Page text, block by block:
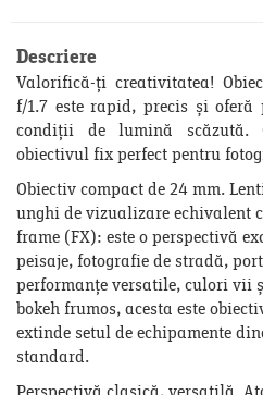
Descriere
Valorifică-ți creativitatea!
f/1.7 este rapid, precis și
condiții de lumină scăzută.
obiectivul fix perfect pentru
Obiectiv compact de 24 mm.
unghi de vizualizare echivalent
frame (FX): este o perspectivă
peisaje, fotografie de stradă,
performanțe versatile, culori vii
bokeh frumos, acesta este
extinde setul de echipamente
standard.